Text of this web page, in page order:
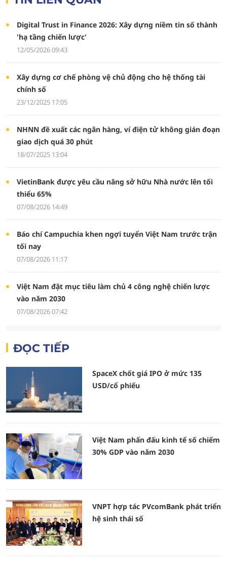
Digital Trust in Finance 2026: Xây dựng niềm tin số thành
'hạ tầng chiến lược'
12/05/2026 09:43
Xây dựng cơ chế phòng vệ chủ động cho hệ thống tài
chính số
23/12/2025 17:05
NHNN đề xuất các ngân hàng, ví điện tử không gián đoạn
giao dịch quá 30 phút
18/07/2025 13:04
VietinBank được yêu cầu nâng sở hữu Nhà nước lên tối
thiểu 65%
07/08/2026 14:49
Báo chí Campuchia khen ngợi tuyển Việt Nam trước trận
tối nay
07/08/2026 11:17
Việt Nam đặt mục tiêu làm chủ 4 công nghệ chiến lược
vào năm 2030
07/08/2026 07:42
ĐỌC TIẾP
SpaceX chốt giá IPO ở mức 135
USD/cổ phiếu
Việt Nam phấn đấu kinh tế số chiếm
30% GDP vào năm 2030
VNPT hợp tác PVcomBank phát triển
hệ sinh thái số